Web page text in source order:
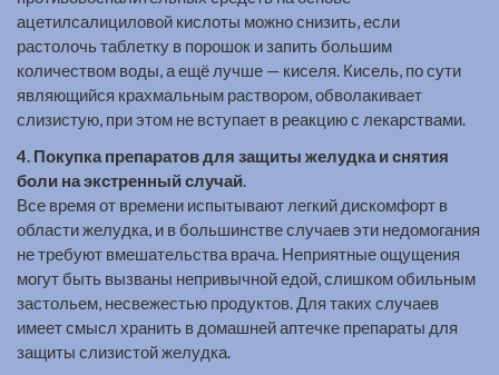
ацетилсалициловой кислоты можно снизить, если
растолочь таблетку в порошок и запить большим
количеством воды, а ещё лучше — киселя. Кисель, по сути
являющийся крахмальным раствором, обволакивает
слизистую, при этом не вступает в реакцию с лекарствами.
4. Покупка препаратов для защиты желудка и снятия
боли на экстренный случай.
Все время от времени испытывают легкий дискомфорт в
области желудка, и в большинстве случаев эти недомогания
не требуют вмешательства врача. Неприятные ощущения
могут быть вызваны непривычной едой, слишком обильным
застольем, несвежестью продуктов. Для таких случаев
имеет смысл хранить в домашней аптечке препараты для
защиты слизистой желудка.